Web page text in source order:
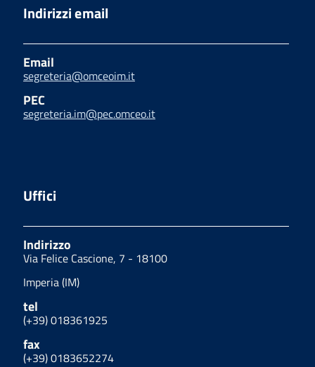
Indirizzi email
Email
segreteria@omceoim.it
PEC
segreteria.im@pec.omceo.it
Uffici
Indirizzo
Via Felice Cascione, 7 - 18100
Imperia (IM)
tel
(+39) 018361925
fax
(+39) 0183652274